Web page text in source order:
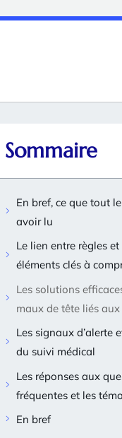
Sommaire
En bref, ce que tout
avoir lu
Le lien entre règles
éléments clés à
Les solutions
maux de tête liés
Les signaux d’alerte
du suivi médical
Les réponses aux
fréquentes et les
En bref